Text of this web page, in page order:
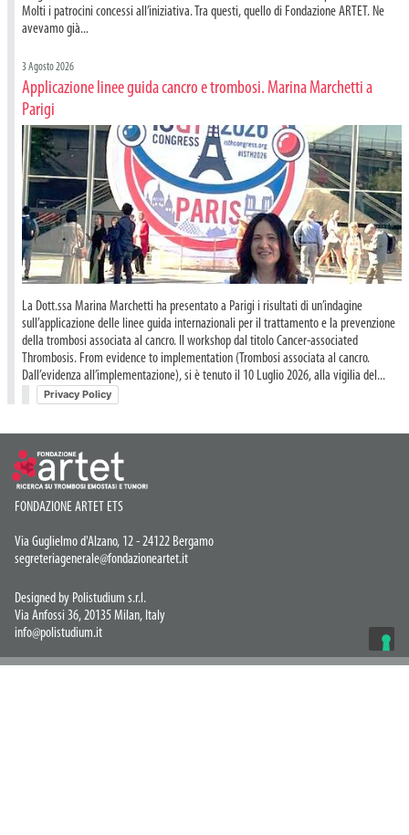
Molti i patrocini concessi all’iniziativa. Tra questi, quello di Fondazione ARTET. Ne
avevamo già...
3 Agosto 2026
Applicazione linee guida cancro e trombosi. Marina Marchetti a
Parigi
La Dott.ssa Marina Marchetti ha presentato a Parigi i risultati di un’indagine
sull’applicazione delle linee guida internazionali per il trattamento e la prevenzione
della trombosi associata al cancro. Il workshop dal titolo Cancer-associated
Thrombosis. From evidence to implementation (Trombosi associata al cancro.
Dall’evidenza all’implementazione), si è tenuto il 10 Luglio 2026, alla vigilia del...
Privacy Policy
FONDAZIONE ARTET ETS
Via Guglielmo d'Alzano, 12 - 24122 Bergamo
segreteriagenerale@fondazioneartet.it
Designed by Polistudium s.r.l.
Via Anfossi 36, 20135 Milan, Italy
info@polistudium.it